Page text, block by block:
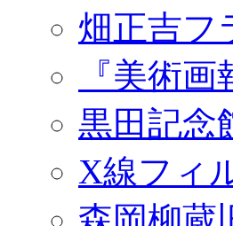
畑正吉フ
『美術
黒田記念
X線フィ